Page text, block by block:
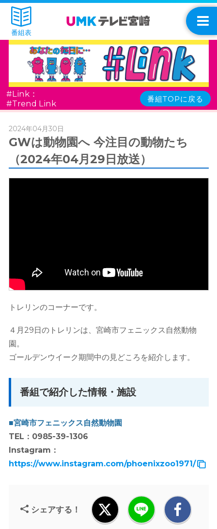
番組表
#Link：
#Trend Link
番組TOPに戻る
2024年04月30日
GWは動物園へ 今注目の動物たち
（2024年04月29日放送）
トレリンのコーナーです。
４月29日のトレリンは、宮崎市フェニックス自然動物
園。
ゴールデンウイーク期間中の見どころを紹介します。
番組で紹介した情報・施設
■宮崎市フェニックス自然動物園
TEL：0985-39-1306
Instagram：
https://www.instagram.com/phoenixzoo1971/
シェアする！